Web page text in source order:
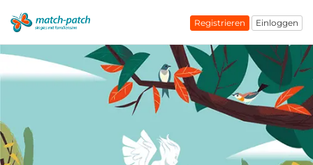
Registrieren Einloggen